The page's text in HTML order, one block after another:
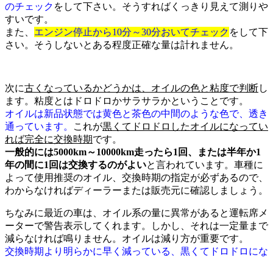
のチェック をして下さい。そうすればくっきり見えて測りや
すいです。
また、 エンジン停止から10分～30分おいてチェック をして下
さい。そうしないとある程度正確な量は計れません。
次に古くなっているかどうかは、オイルの色と粘度で判断し
ます。粘度とはドロドロかサラサラかということです。
オイルは新品状態では黄色と茶色の中間のような色で、透き
通っています。
これが黒くてドロドロしたオイルになってい
れば完全に交換時期です。
一般的には5000km～10000km走ったら1回、または半年か1
年の間に1回は交換するのがよいと言われています。車種に
よって使用推奨のオイル、交換時期の指定が必ずあるので、
わからなければディーラーまたは販売元に確認しましょう。
ちなみに最近の車は、オイル系の量に異常があると運転席メ
ーターで警告表示してくれます。しかし、それは一定量まで
減らなければ鳴りません。オイルは減り方が重要です。
交換時期より明らかに早く減っている、黒くてドロドロにな